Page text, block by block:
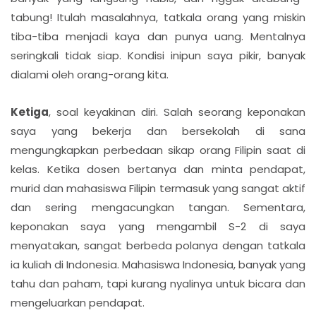
tabung! Itulah masalahnya, tatkala orang yang miskin
tiba-tiba menjadi kaya dan punya uang. Mentalnya
seringkali tidak siap. Kondisi inipun saya pikir, banyak
dialami oleh orang-orang kita.
Ketiga, soal keyakinan diri. Salah seorang keponakan
saya yang bekerja dan bersekolah di sana
mengungkapkan perbedaan sikap orang Filipin saat di
kelas. Ketika dosen bertanya dan minta pendapat,
murid dan mahasiswa Filipin termasuk yang sangat aktif
dan sering mengacungkan tangan. Sementara,
keponakan saya yang mengambil S-2 di saya
menyatakan, sangat berbeda polanya dengan tatkala
ia kuliah di Indonesia. Mahasiswa Indonesia, banyak yang
tahu dan paham, tapi kurang nyalinya untuk bicara dan
mengeluarkan pendapat.